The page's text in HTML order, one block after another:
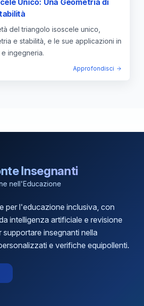
del triangolo isoscele unico,
e stabilità, e le sue applicazioni in
ingegneria.
Approfondisci
Insegnanti
nell'Educazione
per l'educazione inclusiva, con
intelligenza artificiale e revisione
insegnanti nella
e verifiche equipollenti.